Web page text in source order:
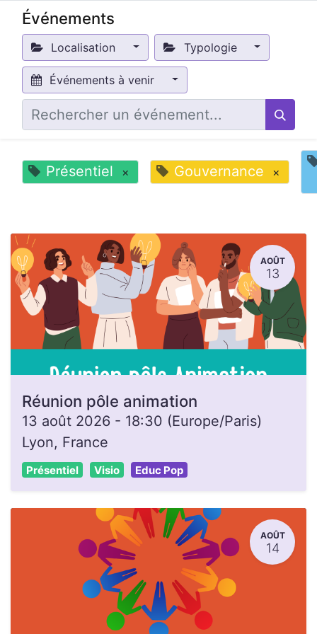
Événements
Localisation Typologie
Événements à venir
Présentiel × Gouvernance ×
AOÛT
13
Réunion pôle animation
13 août 2026 - 18:30 (Europe/Paris)
Lyon, France
Présentiel Visio Educ Pop
AOÛT
14